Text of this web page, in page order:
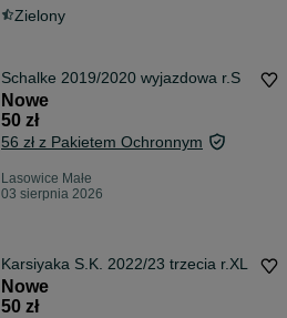
Zielony
Schalke 2019/2020 wyjazdowa r.S
Nowe
50 zł
56 zł z Pakietem Ochronnym
Lasowice Małe
03 sierpnia 2026
Karsiyaka S.K. 2022/23 trzecia r.XL
Nowe
50 zł